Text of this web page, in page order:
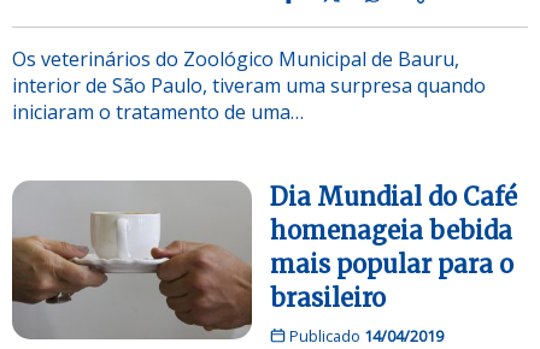
Os veterinários do Zoológico Municipal de Bauru,
interior de São Paulo, tiveram uma surpresa quando
iniciaram o tratamento de uma…
Dia Mundial do Café
homenageia bebida
mais popular para o
brasileiro
Publicado 14/04/2019